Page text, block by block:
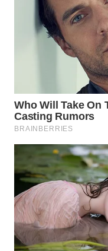
SURABAYA
WN
BINTAN
WN
WN
LIKUPANG
WN
LABUANBAJO